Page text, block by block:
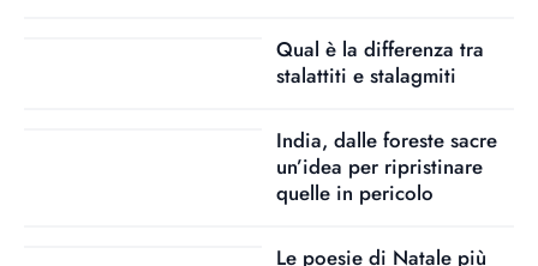
Qual è la differenza tra
stalattiti e stalagmiti
India, dalle foreste sacre
un’idea per ripristinare
quelle in pericolo
Le poesie di Natale più